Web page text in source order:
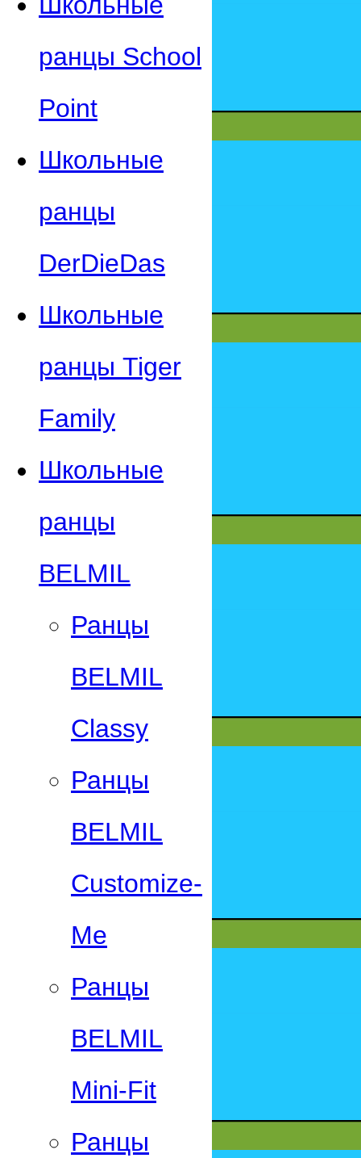
ранцы School
Point
Школьные
ранцы
DerDieDas
Школьные
ранцы Tiger
Family
Школьные
ранцы
BELMIL
Ранцы
BELMIL
Classy
Ранцы
BELMIL
Customize-
Me
Ранцы
BELMIL
Mini-Fit
Ранцы